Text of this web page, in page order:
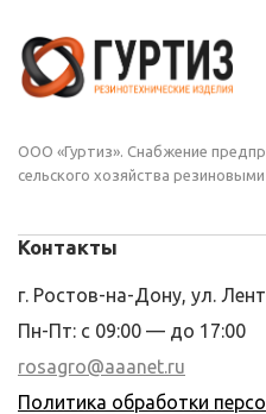
ООО «Гуртиз». Снабжение
сельского хозяйства
Контакты
г. Ростов-на-Дону, ул.
Пн-Пт: с 09:00 — до 17:00
rosagro@aaanet.ru
Политика обработки